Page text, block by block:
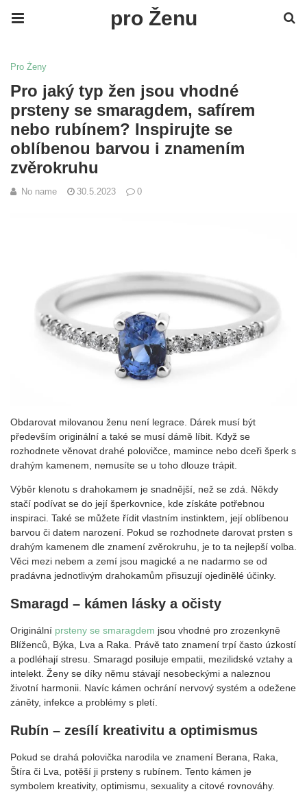
pro Ženu
Pro Ženy
Pro jaký typ žen jsou vhodné
prsteny se smaragdem, safírem
nebo rubínem? Inspirujte se
oblíbenou barvou i znamením
zvěrokruhu
No name 30.5.2023 0
Obdarovat milovanou ženu není legrace. Dárek musí být
především originální a také se musí dámě líbit. Když se
rozhodnete věnovat drahé polovičce, mamince nebo dceři šperk s
drahým kamenem, nemusíte se u toho dlouze trápit.
Výběr klenotu s drahokamem je snadnější, než se zdá. Někdy
stačí podívat se do její šperkovnice, kde získáte potřebnou
inspiraci. Také se můžete řídit vlastním instinktem, její oblíbenou
barvou či datem narození. Pokud se rozhodnete darovat prsten s
drahým kamenem dle znamení zvěrokruhu, je to ta nejlepší volba.
Věci mezi nebem a zemí jsou magické a ne nadarmo se od
pradávna jednotlivým drahokamům přisuzují ojedinělé účinky.
Smaragd – kámen lásky a očisty
Originální prsteny se smaragdem jsou vhodné pro zrozenkyně
Blíženců, Býka, Lva a Raka. Právě tato znamení trpí často úzkostí
a podléhají stresu. Smaragd posiluje empatii, mezilidské vztahy a
intelekt. Ženy se díky němu stávají nesobeckými a naleznou
životní harmonii. Navíc kámen ochrání nervový systém a odežene
záněty, infekce a problémy s pletí.
Rubín – zesílí kreativitu a optimismus
Pokud se drahá polovička narodila ve znamení Berana, Raka,
Štíra či Lva, potěší ji prsteny s rubínem. Tento kámen je
symbolem kreativity, optimismu, sexuality a citové rovnováhy.